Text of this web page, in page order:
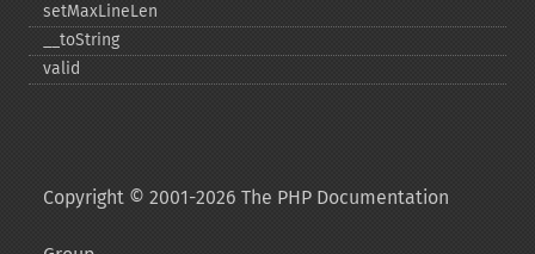
setMaxLineLen
_​_​toString
valid
Copyright © 2001-2026 The PHP Documentation